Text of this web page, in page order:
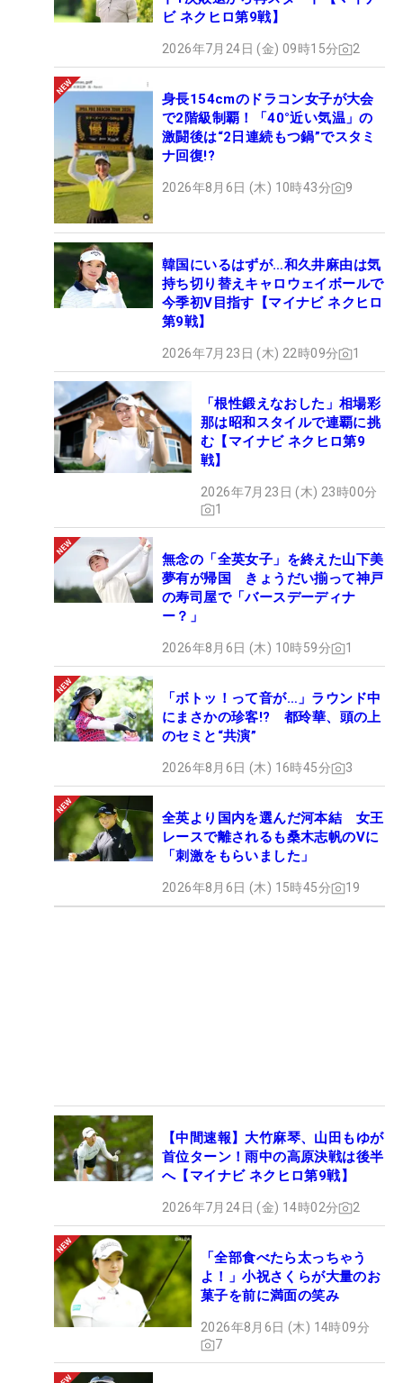
ビ ネクヒロ第9戦】
2026年7月24日 (金) 09時15分 2
身長154cmのドラコン女子が大会
で2階級制覇！「40°近い気温」の
激闘後は“2日連続もつ鍋”でスタミ
ナ回復!?
2026年8月6日 (木) 10時43分 9
韓国にいるはずが…和久井麻由は気
持ち切り替えキャロウェイボールで
今季初V目指す【マイナビ ネクヒロ
第9戦】
2026年7月23日 (木) 22時09分 1
「根性鍛えなおした」相場彩
那は昭和スタイルで連覇に挑
む【マイナビ ネクヒロ第9
戦】
2026年7月23日 (木) 23時00分
1
無念の「全英女子」を終えた山下美
夢有が帰国 きょうだい揃って神戸
の寿司屋で「バースデーディナ
ー？」
2026年8月6日 (木) 10時59分 1
「ボトッ！って音が…」ラウンド中
にまさかの珍客!? 都玲華、頭の上
のセミと“共演”
2026年8月6日 (木) 16時45分 3
全英より国内を選んだ河本結 女王
レースで離されるも桑木志帆のVに
「刺激をもらいました」
2026年8月6日 (木) 15時45分 19
【中間速報】大竹麻琴、山田もゆが
首位ターン！雨中の高原決戦は後半
へ【マイナビ ネクヒロ第9戦】
2026年7月24日 (金) 14時02分 2
「全部食べたら太っちゃう
よ！」小祝さくらが大量のお
菓子を前に満面の笑み
2026年8月6日 (木) 14時09分
7